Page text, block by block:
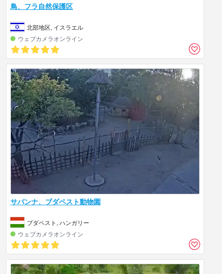
鳥、フラ自然保護区
北部地区, イスラエル
ウェブカメラオンライン
サバンナ、ブダペスト動物園
ブダペスト, ハンガリー
ウェブカメラオンライン